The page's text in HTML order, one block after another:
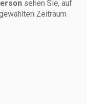
sehen Sie, auf
Zeitraum